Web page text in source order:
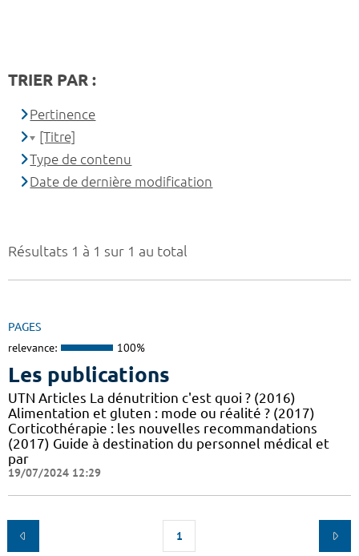
Résultats 1 à 1 sur 1 au total
PAGES
relevance: 100%
Les publications
UTN Articles La dénutrition c'est quoi ? (2016)
Alimentation et gluten : mode ou réalité ? (2017)
Corticothérapie : les nouvelles recommandations
(2017) Guide à destination du personnel médical et
par
19/07/2024 12:29
1
TRIER PAR :
Pertinence
[Titre]
Type de contenu
Date de dernière modification